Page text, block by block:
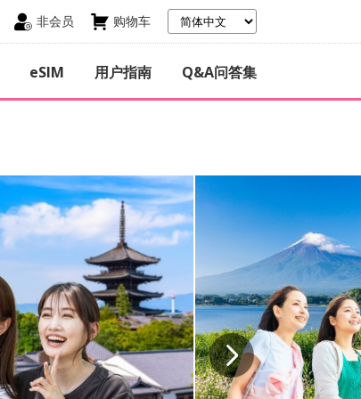
非会员 购物车
eSIM 用户指南 Q&A问答集